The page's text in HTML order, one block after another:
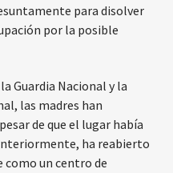
para disolver
por la posible
Guardia Nacional y la
las madres han
de que el lugar había
ha reabierto
como un centro de